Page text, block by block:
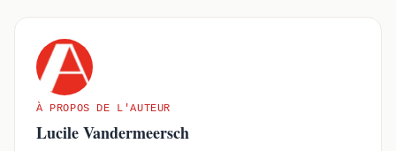
À PROPOS DE L'AUTEUR
Lucile Vandermeersch